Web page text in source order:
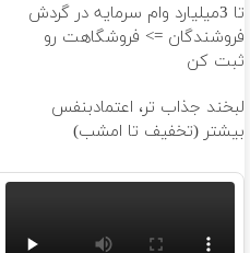
تا 3میلیارد وام سرمایه در گردش
فروشندگان => فروشگاهت رو
ثبت کن
لبخند جذاب تر، اعتمادبنفس
بیشتر (تخفیف تا امشب)